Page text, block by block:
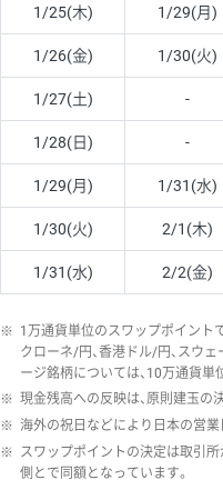
1/25(木) 1/29(月)
1/26(金) 1/30(火)
1/27(土) -
1/28(日) -
1/29(月) 1/31(水)
1/30(火) 2/1(木)
1/31(水) 2/2(金)
※ 1万通貨単位のスワップポイント
クローネ/円、香港ドル/円、スウ
ージ銘柄については、10万通貨単
※ 現金残高への反映は、原則建玉の
※ 海外の祝日などにより日本の営業
※ スワップポイントの決定は取引
側とで同額となっています。